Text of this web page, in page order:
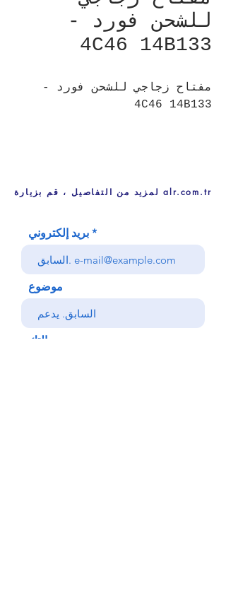
للشحن فورد -
4C46 14B133
مفتاح زجاجي للشحن فورد -
4C46 14B133
لمزيد من التفاصيل ، قم بزيارة alr.com.tr
بريد إلكتروني
موضوع
رسالتك